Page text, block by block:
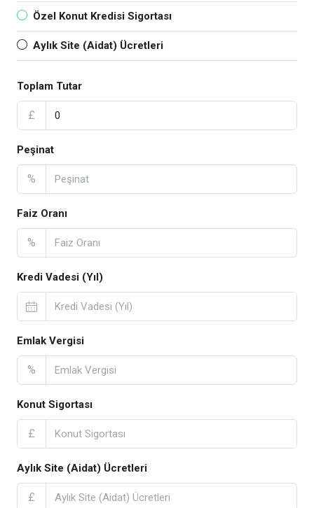
Özel Konut Kredisi Sigortası
Aylık Site (Aidat) Ücretleri
Toplam Tutar
£
Peşinat
%
Faiz Oranı
%
Kredi Vadesi (Yıl)
Emlak Vergisi
%
Konut Sigortası
£
Aylık Site (Aidat) Ücretleri
£